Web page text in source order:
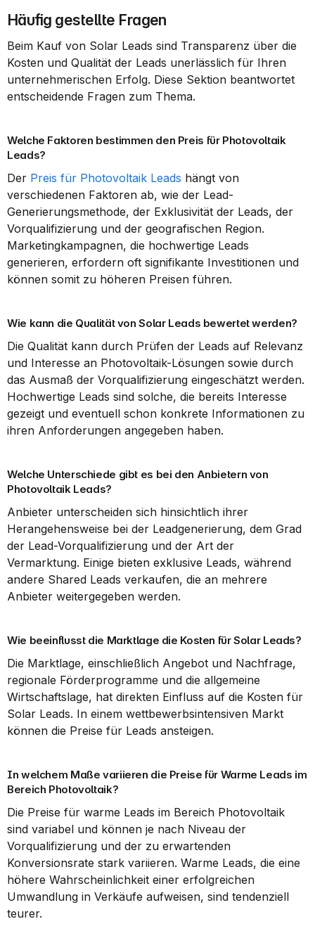
Häufig gestellte Fragen
Beim Kauf von Solar Leads sind Transparenz über die
Kosten und Qualität der Leads unerlässlich für Ihren
unternehmerischen Erfolg. Diese Sektion beantwortet
entscheidende Fragen zum Thema.
Welche Faktoren bestimmen den Preis für Photovoltaik
Leads?
Der Preis für Photovoltaik Leads hängt von
verschiedenen Faktoren ab, wie der Lead-
Generierungsmethode, der Exklusivität der Leads, der
Vorqualifizierung und der geografischen Region.
Marketingkampagnen, die hochwertige Leads
generieren, erfordern oft signifikante Investitionen und
können somit zu höheren Preisen führen.
Wie kann die Qualität von Solar Leads bewertet werden?
Die Qualität kann durch Prüfen der Leads auf Relevanz
und Interesse an Photovoltaik-Lösungen sowie durch
das Ausmaß der Vorqualifizierung eingeschätzt werden.
Hochwertige Leads sind solche, die bereits Interesse
gezeigt und eventuell schon konkrete Informationen zu
ihren Anforderungen angegeben haben.
Welche Unterschiede gibt es bei den Anbietern von
Photovoltaik Leads?
Anbieter unterscheiden sich hinsichtlich ihrer
Herangehensweise bei der Leadgenerierung, dem Grad
der Lead-Vorqualifizierung und der Art der
Vermarktung. Einige bieten exklusive Leads, während
andere Shared Leads verkaufen, die an mehrere
Anbieter weitergegeben werden.
Wie beeinflusst die Marktlage die Kosten für Solar Leads?
Die Marktlage, einschließlich Angebot und Nachfrage,
regionale Förderprogramme und die allgemeine
Wirtschaftslage, hat direkten Einfluss auf die Kosten für
Solar Leads. In einem wettbewerbsintensiven Markt
können die Preise für Leads ansteigen.
In welchem Maße variieren die Preise für Warme Leads im
Bereich Photovoltaik?
Die Preise für warme Leads im Bereich Photovoltaik
sind variabel und können je nach Niveau der
Vorqualifizierung und der zu erwartenden
Konversionsrate stark variieren. Warme Leads, die eine
höhere Wahrscheinlichkeit einer erfolgreichen
Umwandlung in Verkäufe aufweisen, sind tendenziell
teurer.